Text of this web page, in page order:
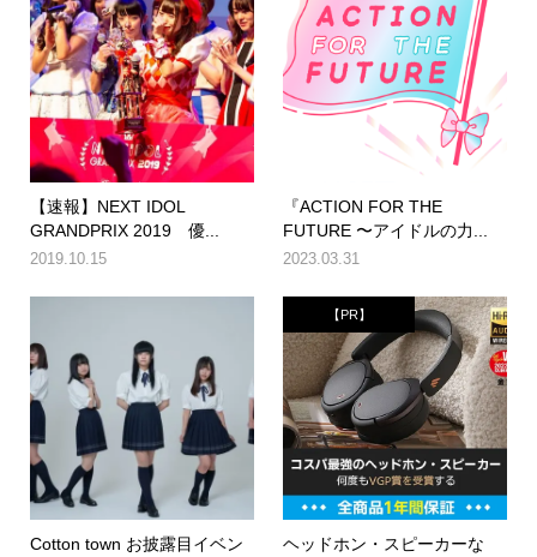
【速報】NEXT IDOL
GRANDPRIX 2019 優...
2019.10.15
『ACTION FOR THE
FUTURE 〜アイドルの力...
2023.03.31
Cotton town お披露目イベン
【PR】
ヘッドホン・スピーカーな